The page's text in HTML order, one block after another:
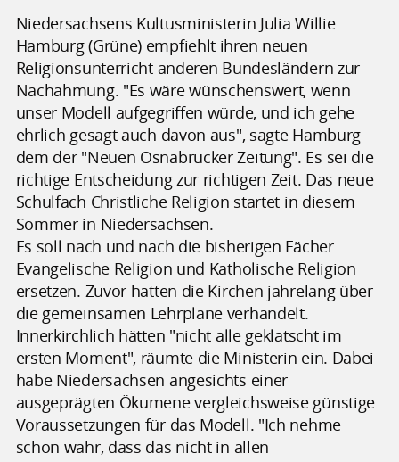
Niedersachsens Kultusministerin Julia Willie
Hamburg (Grüne) empfiehlt ihren neuen
Religionsunterricht anderen Bundesländern zur
Nachahmung. "Es wäre wünschenswert, wenn
unser Modell aufgegriffen würde, und ich gehe
ehrlich gesagt auch davon aus", sagte Hamburg
dem der "Neuen Osnabrücker Zeitung". Es sei die
richtige Entscheidung zur richtigen Zeit. Das neue
Schulfach Christliche Religion startet in diesem
Sommer in Niedersachsen.
Es soll nach und nach die bisherigen Fächer
Evangelische Religion und Katholische Religion
ersetzen. Zuvor hatten die Kirchen jahrelang über
die gemeinsamen Lehrpläne verhandelt.
Innerkirchlich hätten "nicht alle geklatscht im
ersten Moment", räumte die Ministerin ein. Dabei
habe Niedersachsen angesichts einer
ausgeprägten Ökumene vergleichsweise günstige
Voraussetzungen für das Modell. "Ich nehme
schon wahr, dass das nicht in allen